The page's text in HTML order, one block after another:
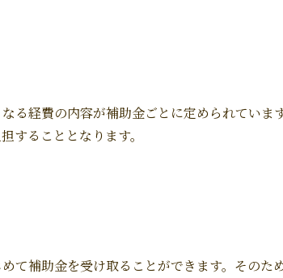
る経費の内容が補助金ごとに定められていま
することとなります。
て補助金を受け取ることができます。そのた